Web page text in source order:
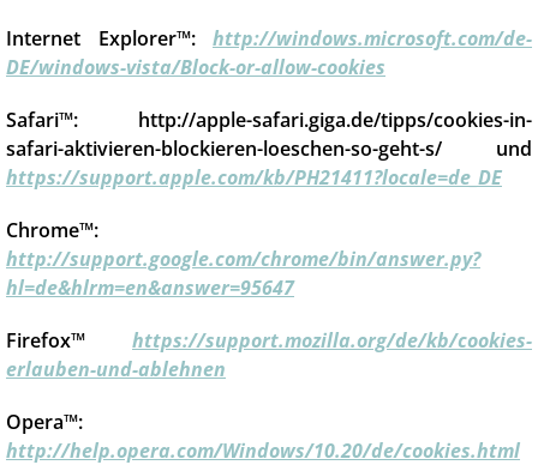
Internet Explorer™: http://windows.microsoft.com/de-
DE/windows-vista/Block-or-allow-cookies
Safari™: http://apple-safari.giga.de/tipps/cookies-in-
safari-aktivieren-blockieren-loeschen-so-geht-s/ und
https://support.apple.com/kb/PH21411?locale=de_DE
Chrome™:
http://support.google.com/chrome/bin/answer.py?
hl=de&hlrm=en&answer=95647
Firefox™ https://support.mozilla.org/de/kb/cookies-
erlauben-und-ablehnen
Opera™:
http://help.opera.com/Windows/10.20/de/cookies.html